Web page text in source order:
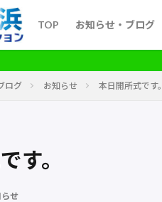
TOP お知らせ・ブログ
ログ お知らせ 本日開所式です。
す。
せ